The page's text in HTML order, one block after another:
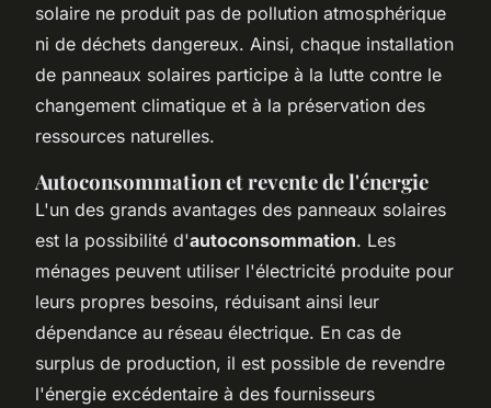
solaire ne produit pas de pollution atmosphérique
ni de déchets dangereux. Ainsi, chaque installation
de panneaux solaires participe à la lutte contre le
changement climatique et à la préservation des
ressources naturelles.
Autoconsommation et revente de l'énergie
L'un des grands avantages des panneaux solaires
est la possibilité d'autoconsommation. Les
ménages peuvent utiliser l'électricité produite pour
leurs propres besoins, réduisant ainsi leur
dépendance au réseau électrique. En cas de
surplus de production, il est possible de revendre
l'énergie excédentaire à des fournisseurs